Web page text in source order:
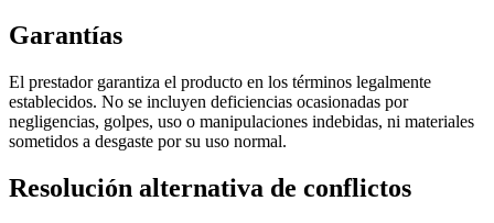
Garantías
El prestador garantiza el producto en los términos legalmente
establecidos. No se incluyen deficiencias ocasionadas por
negligencias, golpes, uso o manipulaciones indebidas, ni materiales
sometidos a desgaste por su uso normal.
Resolución alternativa de conflictos